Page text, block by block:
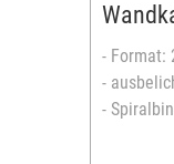
- Format:
-
-